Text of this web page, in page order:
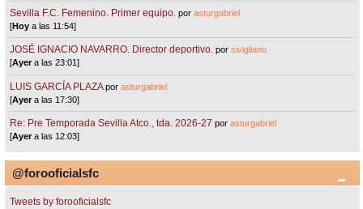
Sevilla F.C. Femenino. Primer equipo. porasturgabriel
[Hoy a las 11:54]
JOSÉ IGNACIO NAVARRO. Director deportivo. porsivigliano
[Ayera las 23:01]
LUIS GARCÍA PLAZA porasturgabriel
[Ayera las 17:30]
Re: Pre Temporada Sevilla Atco., tda. 2026-27 porasturgabriel
[Ayera las 12:03]
@forooficialsfc
Tweets by forooficialsfc